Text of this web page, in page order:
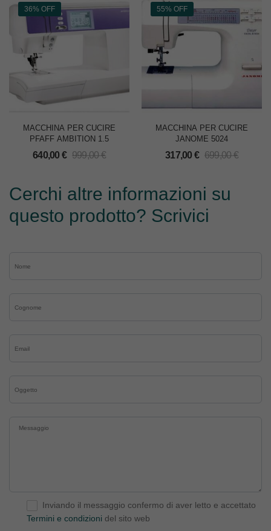
36% OFF
MACCHINA PER CUCIRE
PFAFF AMBITION 1.5
640,00 € 999,00€
55% OFF
MACCHINA PER CUCIRE
JANOME 5024
317,00 € 699,00€
Cerchi altre informazioni su
questo prodotto? Scrivici
Inviando il messaggio confermo di aver letto e accettato
Termini e condizioni del sito web